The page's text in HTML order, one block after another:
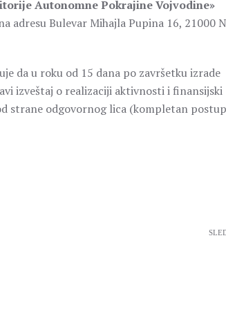
Autonomne Pokrajine Vojvodine»
adresu Bulevar Mihajla Pupina 16, 21000
da u roku od 15 dana po završetku izrade
izveštaj o realizaciji aktivnosti i finansijski
strane odgovornog lica (kompletan